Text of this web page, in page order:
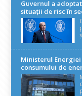
Guvernul a
situații de risc în
Ministerul
consumului de